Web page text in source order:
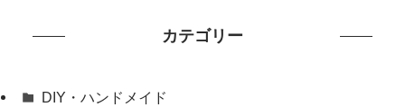
カテゴリー
DIY・ハンドメイド